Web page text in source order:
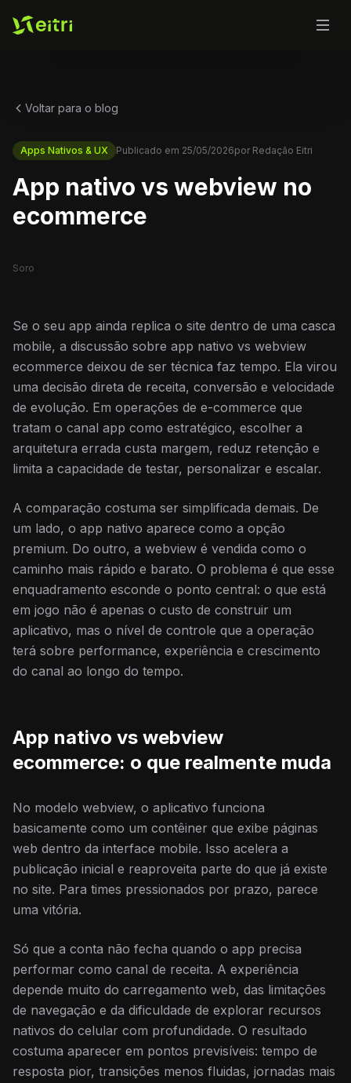
Voltar para o blog
Apps Nativos & UX Publicado em 25/05/2026por Redação Eitri
App nativo vs webview no
ecommerce
Soro
Se o seu app ainda replica o site dentro de uma casca
mobile, a discussão sobre app nativo vs webview
ecommerce deixou de ser técnica faz tempo. Ela virou
uma decisão direta de receita, conversão e velocidade
de evolução. Em operações de e-commerce que
tratam o canal app como estratégico, escolher a
arquitetura errada custa margem, reduz retenção e
limita a capacidade de testar, personalizar e escalar.
A comparação costuma ser simplificada demais. De
um lado, o app nativo aparece como a opção
premium. Do outro, a webview é vendida como o
caminho mais rápido e barato. O problema é que esse
enquadramento esconde o ponto central: o que está
em jogo não é apenas o custo de construir um
aplicativo, mas o nível de controle que a operação
terá sobre performance, experiência e crescimento
do canal ao longo do tempo.
App nativo vs webview
ecommerce: o que realmente muda
No modelo webview, o aplicativo funciona
basicamente como um contêiner que exibe páginas
web dentro da interface mobile. Isso acelera a
publicação inicial e reaproveita parte do que já existe
no site. Para times pressionados por prazo, parece
uma vitória.
Só que a conta não fecha quando o app precisa
performar como canal de receita. A experiência
depende muito do carregamento web, das limitações
de navegação e da dificuldade de explorar recursos
nativos do celular com profundidade. O resultado
costuma aparecer em pontos previsíveis: tempo de
resposta pior, transições menos fluidas, jornadas mais